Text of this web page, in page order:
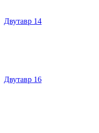
Двутавр 14
Двутавр 16